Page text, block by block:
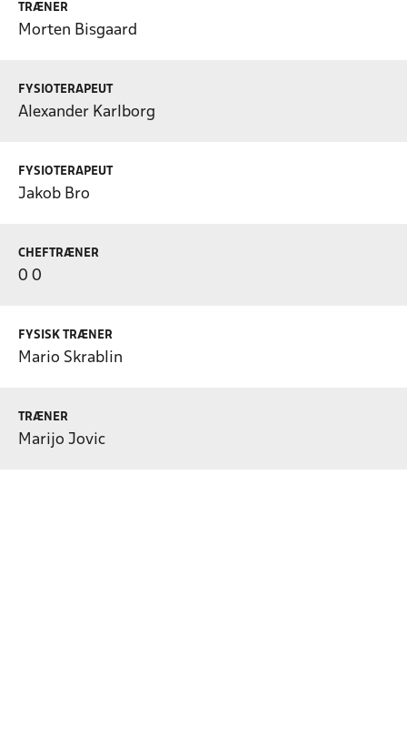
TRÆNER
Morten Bisgaard
FYSIOTERAPEUT
Alexander Karlborg
FYSIOTERAPEUT
Jakob Bro
CHEFTRÆNER
0 0
FYSISK TRÆNER
Mario Skrablin
TRÆNER
Marijo Jovic